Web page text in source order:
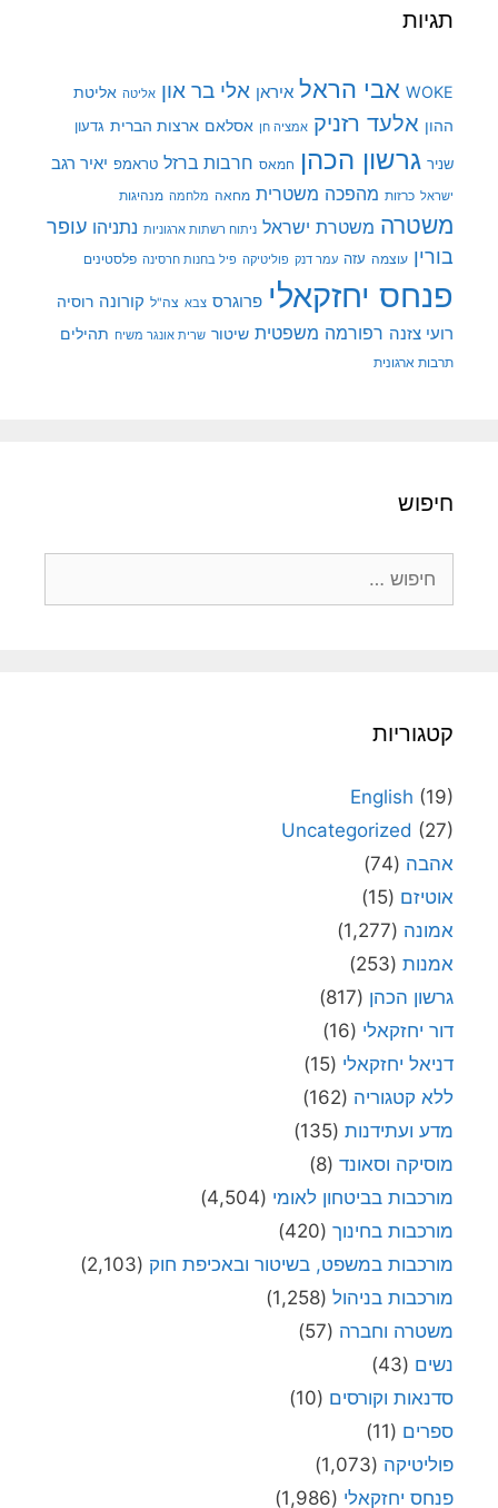
תגיות
WOKE אבי הראל איראן אלי בר און אליטה אליטת
ההון אלעד רזניק אמציה חן אסלאם ארצות הברית גדעון
שניר גרשון הכהן חמאס חרבות ברזל טראמפ יאיר רגב
ישראל כרזות מהפכה משטרית מחאה מלחמה מנהיגות
משטרה משטרת ישראל ניתוח רשתות ארגוניות נתניהו עופר
בורין עוצמה עזה עמר דנק פוליטיקה פיל בחנות חרסינה פלסטינים
פנחס יחזקאלי פרוגרס צבא צה"ל קורונה רוסיה
רועי צזנה רפורמה משפטית שיטור שרית אונגר משיח תהילים
תרבות ארגונית
חיפוש
קטגוריות
English (19)
Uncategorized (27)
אהבה (74)
אוטיזם (15)
אמונה (1,277)
אמנות (253)
גרשון הכהן (817)
דור יחזקאלי (16)
דניאל יחזקאלי (15)
ללא קטגוריה (162)
מדע ועתידנות (135)
מוסיקה וסאונד (8)
מורכבות בביטחון לאומי (4,504)
מורכבות בחינוך (420)
מורכבות במשפט, בשיטור ובאכיפת חוק (2,103)
מורכבות בניהול (1,258)
משטרה וחברה (57)
נשים (43)
סדנאות וקורסים (10)
ספרים (11)
פוליטיקה (1,073)
פנחס יחזקאלי (1,986)